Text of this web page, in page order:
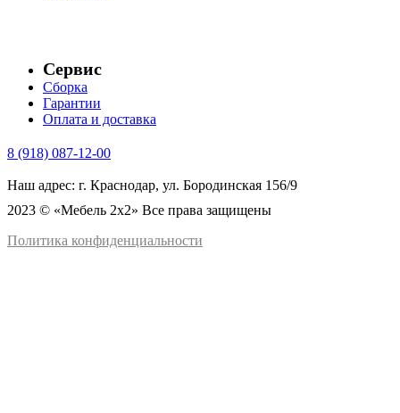
Сервис
Сборка
Гарантии
Оплата и доставка
8 (918) 087-12-00
Наш адрес: г. Краснодар, ул. Бородинская 156/9
2023 © «Мебель 2x2» Все права защищены
Политика конфиденциальности